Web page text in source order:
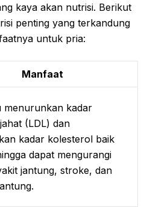
kaya akan nutrisi. Berikut
penting yang terkandung
untuk pria:
Manfaat
menurunkan kadar
(LDL) dan
kadar kolesterol baik
dapat mengurangi
jantung, stroke, dan